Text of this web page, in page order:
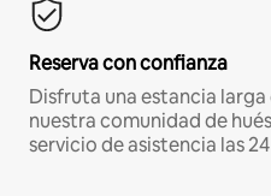
Reserva con confianza
Disfruta una estancia
nuestra comunidad de
servicio de asistencia las